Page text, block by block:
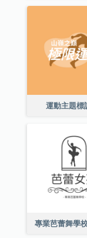
運動主題標
專業芭蕾舞學